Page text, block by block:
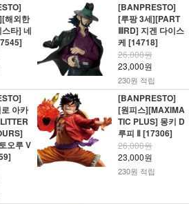
해외한
타] 네
[BANPRESTO]
[루팡 3세][PART
ⅢRD] 지겐 다이스
케 [14718]
26,000원
23,000원
230원 적립
아카
오루 V
[BANPRESTO]
[원피스][MAXIMA
TIC PLUS] 몽키 D
루피 Ⅱ [17306]
26,000원
23,000원
230원 적립